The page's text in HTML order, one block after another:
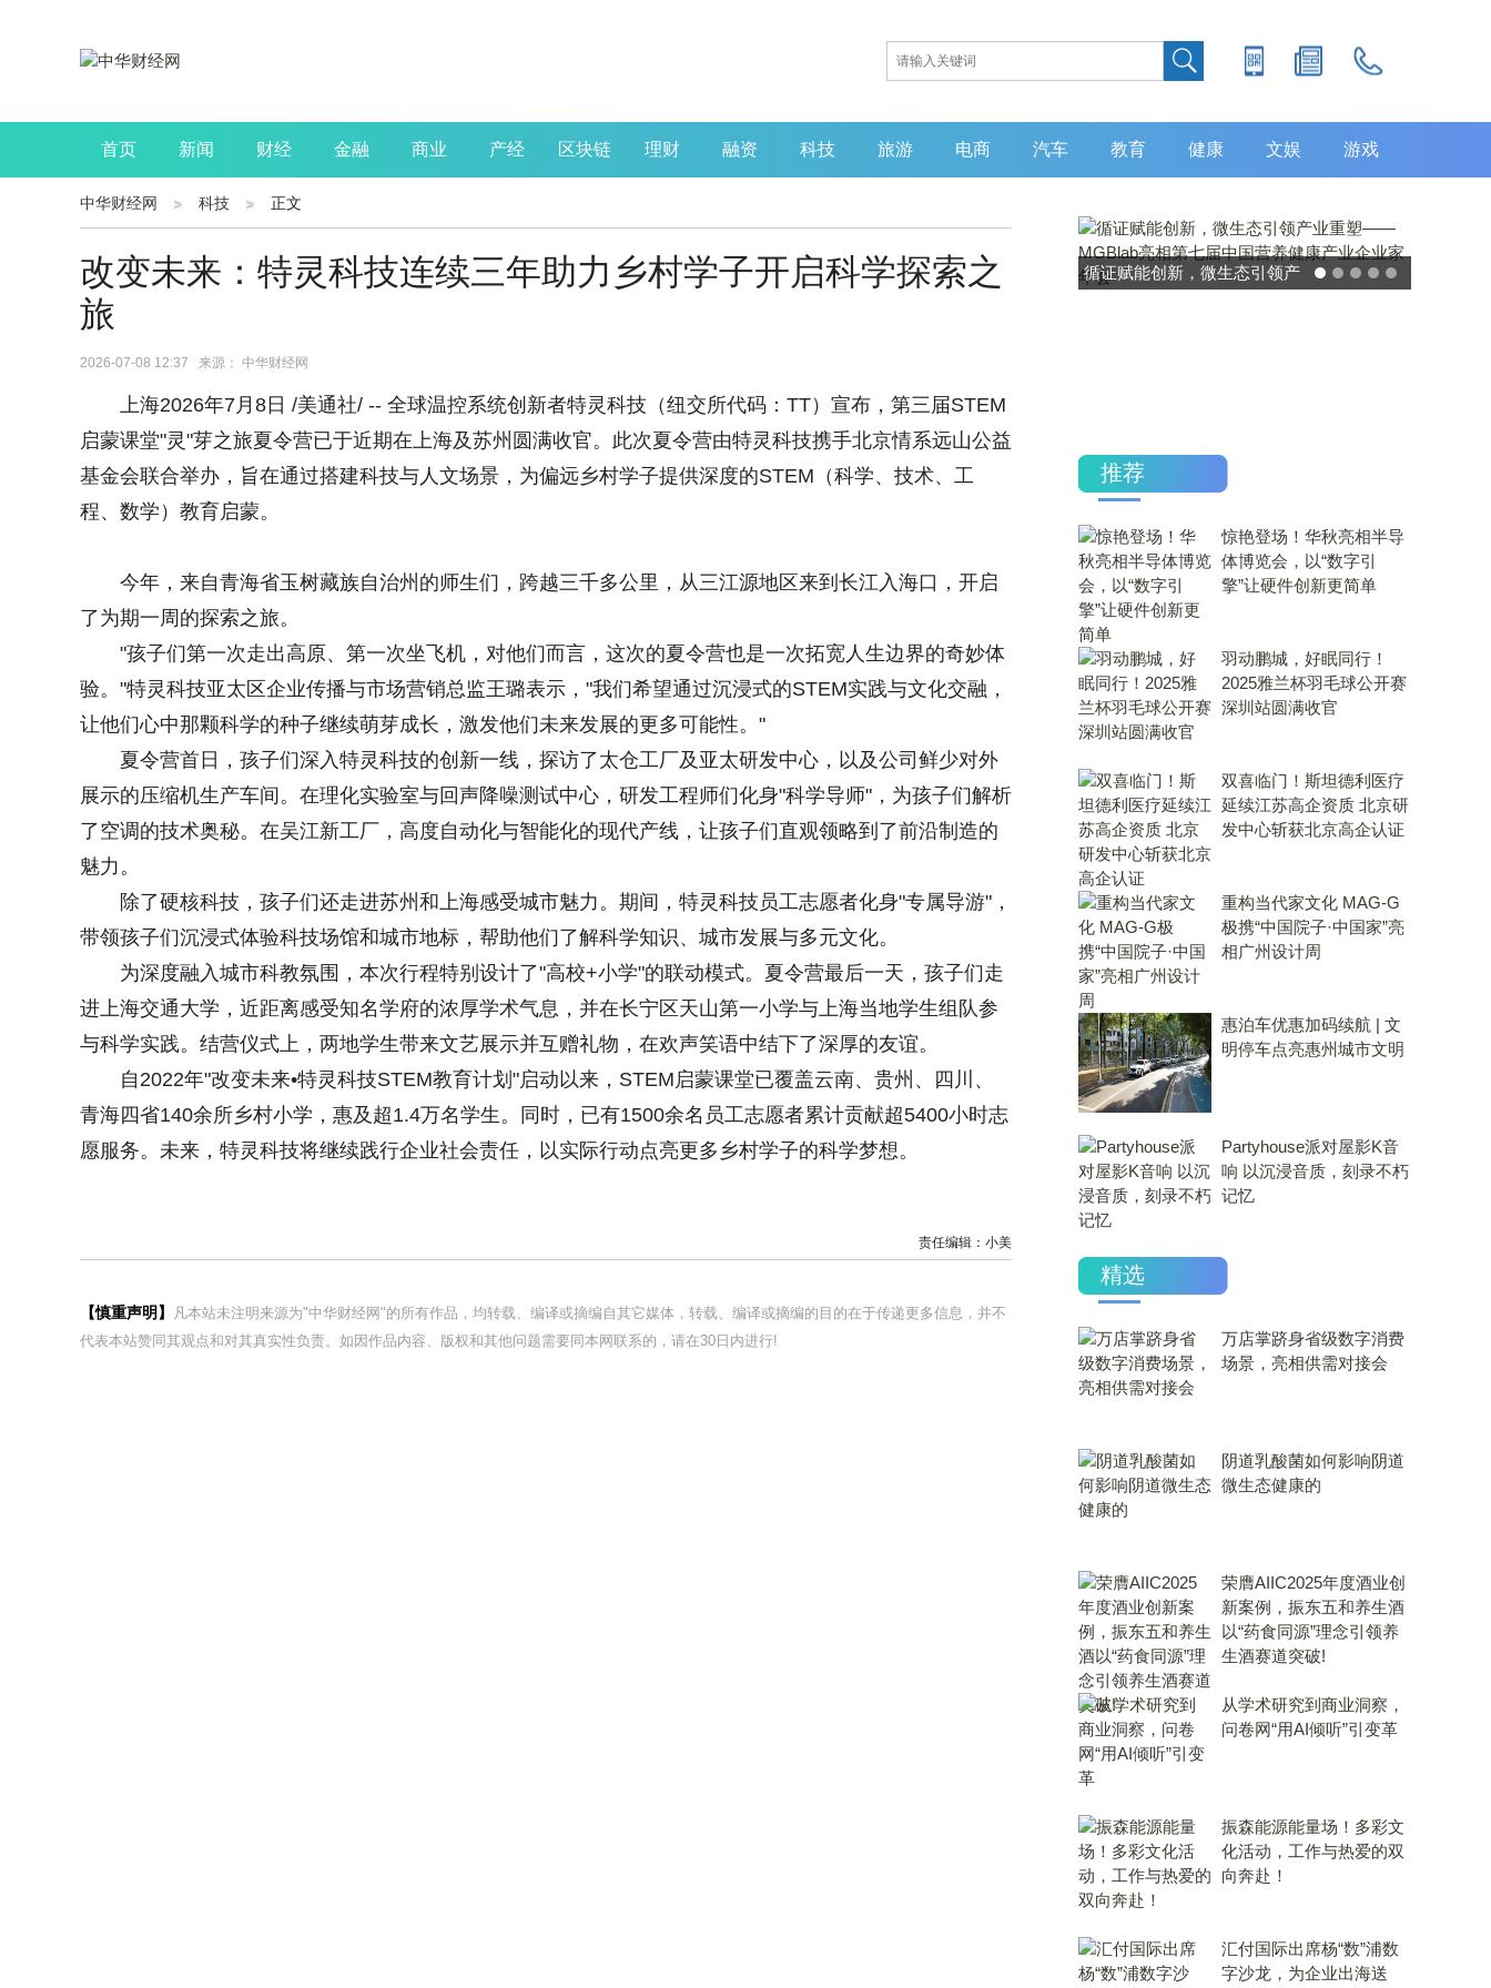
首页 新闻 财经 金融 商业 产经 区块链 理财 融资 科技 旅游 电商 汽车 教育 健康 文娱 游戏
公司 生活 读书
中华财经网 科技 正文
改变未来：特灵科技连续三年助力乡村学子开启科学探索之
旅
2026-07-08 12:37 来源： 中华财经网
上海2026年7月8日 /美通社/ -- 全球温控系统创新者特灵科技（纽交所代码：TT）宣布，第三届STEM
启蒙课堂"灵"芽之旅夏令营已于近期在上海及苏州圆满收官。此次夏令营由特灵科技携手北京情系远山公益
基金会联合举办，旨在通过搭建科技与人文场景，为偏远乡村学子提供深度的STEM（科学、技术、工
程、数学）教育启蒙。
今年，来自青海省玉树藏族自治州的师生们，跨越三千多公里，从三江源地区来到长江入海口，开启
了为期一周的探索之旅。
"孩子们第一次走出高原、第一次坐飞机，对他们而言，这次的夏令营也是一次拓宽人生边界的奇妙体
验。"特灵科技亚太区企业传播与市场营销总监王璐表示，"我们希望通过沉浸式的STEM实践与文化交融，
让他们心中那颗科学的种子继续萌芽成长，激发他们未来发展的更多可能性。"
夏令营首日，孩子们深入特灵科技的创新一线，探访了太仓工厂及亚太研发中心，以及公司鲜少对外
展示的压缩机生产车间。在理化实验室与回声降噪测试中心，研发工程师们化身"科学导师"，为孩子们解析
了空调的技术奥秘。在吴江新工厂，高度自动化与智能化的现代产线，让孩子们直观领略到了前沿制造的
魅力。
除了硬核科技，孩子们还走进苏州和上海感受城市魅力。期间，特灵科技员工志愿者化身"专属导游"，
带领孩子们沉浸式体验科技场馆和城市地标，帮助他们了解科学知识、城市发展与多元文化。
为深度融入城市科教氛围，本次行程特别设计了"高校+小学"的联动模式。夏令营最后一天，孩子们走
进上海交通大学，近距离感受知名学府的浓厚学术气息，并在长宁区天山第一小学与上海当地学生组队参
与科学实践。结营仪式上，两地学生带来文艺展示并互赠礼物，在欢声笑语中结下了深厚的友谊。
自2022年"改变未来•特灵科技STEM教育计划"启动以来，STEM启蒙课堂已覆盖云南、贵州、四川、
青海四省140余所乡村小学，惠及超1.4万名学生。同时，已有1500余名员工志愿者累计贡献超5400小时志
愿服务。未来，特灵科技将继续践行企业社会责任，以实际行动点亮更多乡村学子的科学梦想。
责任编辑：小美
【慎重声明】
凡本站未注明来源为"中华财经网"的所有作品，均转载、编译或摘编自其它媒体，转载、编译或摘编的目的在于传递更多信息，并不
代表本站赞同其观点和对其真实性负责。如因作品内容、版权和其他问题需要同本网联系的，请在30日内进行!
循证赋能创新，微生态引领产
推荐
惊艳登场！华秋亮相半导
体博览会，以“数字引
擎”让硬件创新更简单
羽动鹏城，好眠同行！
2025雅兰杯羽毛球公开赛
深圳站圆满收官
双喜临门！斯坦德利医疗
延续江苏高企资质 北京研
发中心斩获北京高企认证
重构当代家文化 MAG-G
极携“中国院子·中国家”亮
相广州设计周
惠泊车优惠加码续航 | 文
明停车点亮惠州城市文明
Partyhouse派对屋影K音
响 以沉浸音质，刻录不朽
记忆
精选
万店掌跻身省级数字消费
场景，亮相供需对接会
​阴道乳酸菌如何影响阴道
微生态健康的
荣膺AIIC2025年度酒业创
新案例，振东五和养生酒
以“药食同源”理念引领养
生酒赛道突破!
从学术研究到商业洞察，
问卷网“用AI倾听”引变革
振森能源能量场！多彩文
化活动，工作与热爱的双
向奔赴！
汇付国际出席杨“数”浦数
字沙龙，为企业出海送